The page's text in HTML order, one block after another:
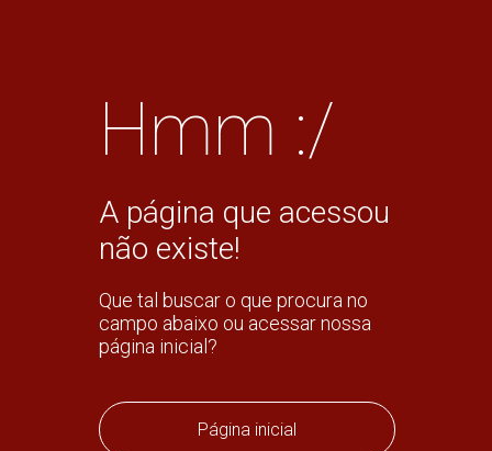
Hmm :/
A página que acessou
não existe!
Que tal buscar o que procura no
campo abaixo ou acessar nossa
página inicial?
Página inicial